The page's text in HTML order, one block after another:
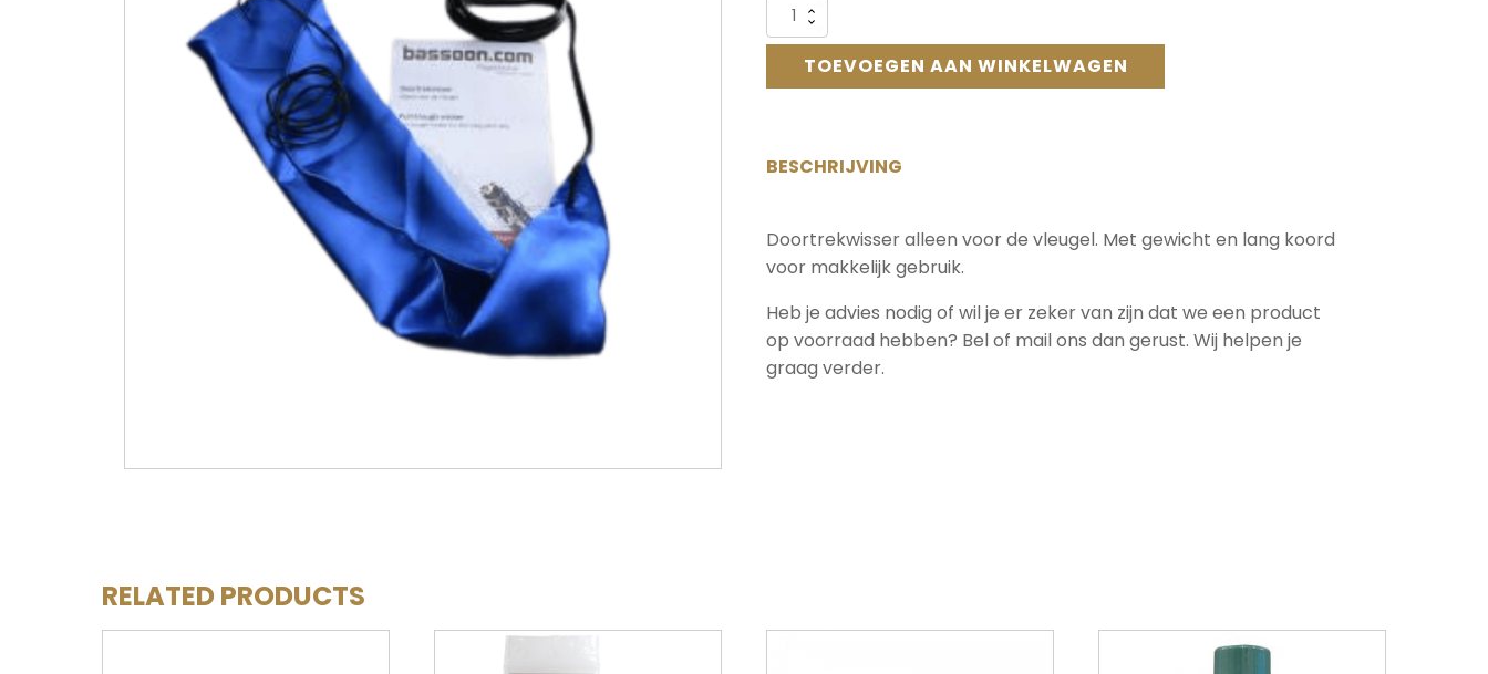
Doortrekwisser
voor
TOEVOEGEN AAN WINKELWAGEN
Alternative:
BESCHRIJVING
Doortrekwisser alleen voor de vleugel. Met gewicht en lang koord
voor makkelijk gebruik.
Heb je advies nodig of wil je er zeker van zijn dat we een product
op voorraad hebben? Bel of mail ons dan gerust. Wij helpen je
graag verder.
RELATED PRODUCTS